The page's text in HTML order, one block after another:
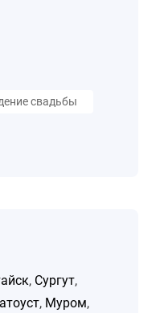
свадьбы
, Сургут,
, Муром,